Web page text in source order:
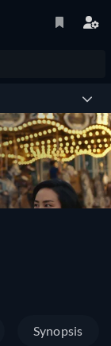
Synopsis